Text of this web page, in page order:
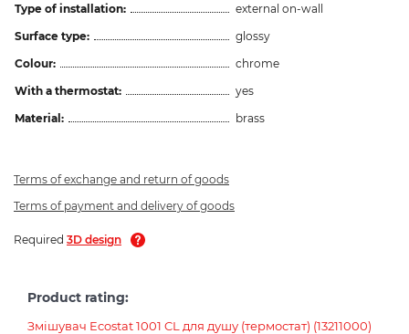
Type of installation:
external on-wall
Surface type:
glossy
Colour:
chrome
With a thermostat:
yes
Material:
brass
Terms of exchange and return of goods
Terms of payment and delivery of goods
Required 3D design
Product rating:
Змішувач Ecostat 1001 CL для душу (термостат) (13211000)